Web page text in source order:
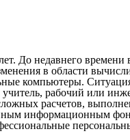
До недавнего времени
в области
компьютеры.
рабочий или
расчетов,
информационным